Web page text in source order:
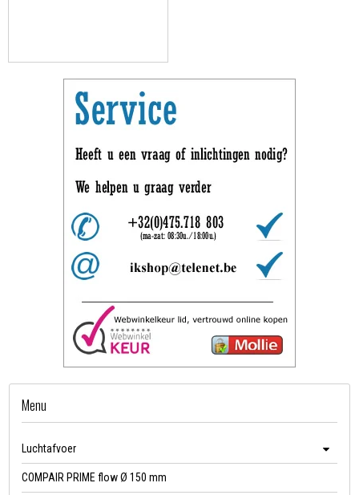
Menu
Luchtafvoer
COMPAIR PRIME flow Ø 150 mm